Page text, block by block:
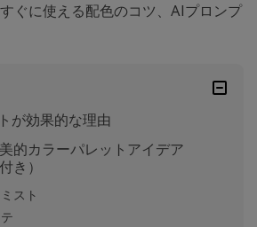
ぐに使える配色のコツ、AIプロンプ
が効果的な理由
的カラーパレットアイデア
き）
スト